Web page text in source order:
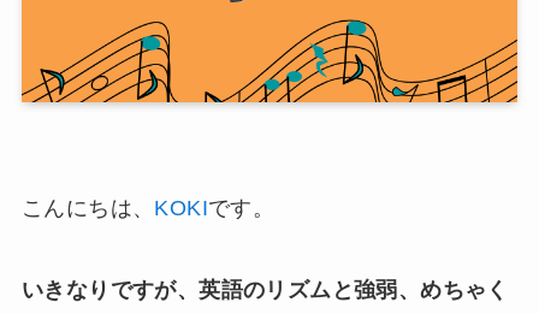
こんにちは、 KOKIです。
いきなりですが、英語のリズムと強弱、めちゃく